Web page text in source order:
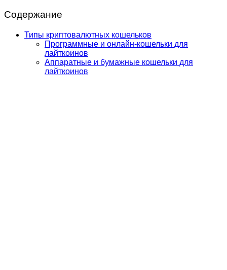
Содержание
Типы криптовалютных кошельков
Программные и онлайн-кошельки для
лайткоинов
Аппаратные и бумажные кошельки для
лайткоинов